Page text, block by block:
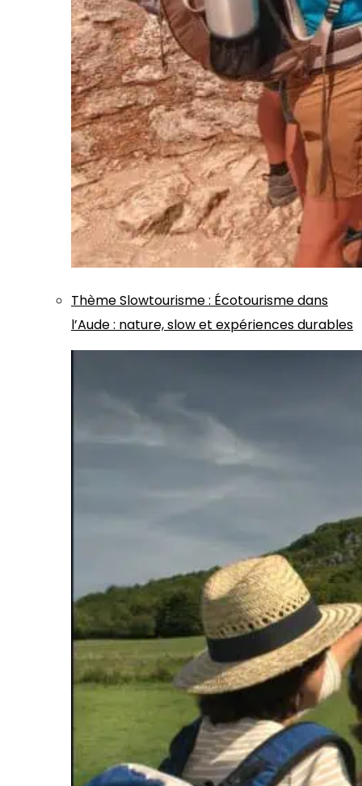
ThèmeSlowtourisme: Écotourisme dans
l’Aude : nature, slow et expériences durables